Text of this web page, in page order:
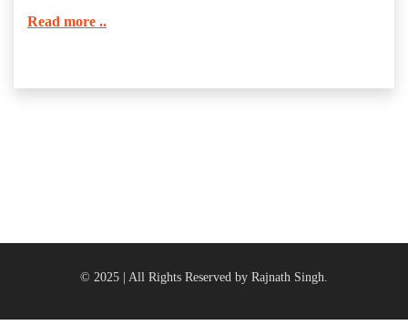
Read more ..
© 2025 | All Rights Reserved by Rajnath Singh.